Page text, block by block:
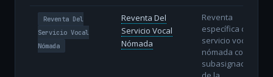
Reventa Del
Servicio Vocal
Nómada
Reventa Del
Servicio Vocal
Nómada
Reventa
específica del
servicio vocal
nómada con
subasignación